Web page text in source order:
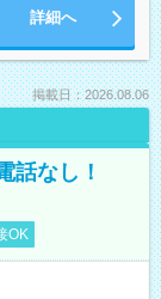
詳細へ
掲載日：2026.08.06
話なし！
OK